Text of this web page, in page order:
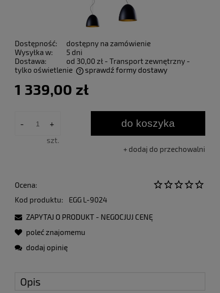
Dostępność:
dostępny na zamówienie
Wysyłka w:
5 dni
Dostawa:
od 30,00 zł - Transport zewnętrzny -
tylko oświetlenie
sprawdź formy dostawy
1 339,00 zł
- +
szt.
do koszyka
dodaj do przechowalni
Ocena:
Kod produktu:
EGG L-9024
ZAPYTAJ O PRODUKT - NEGOCJUJ CENĘ
poleć znajomemu
dodaj opinię
Opis